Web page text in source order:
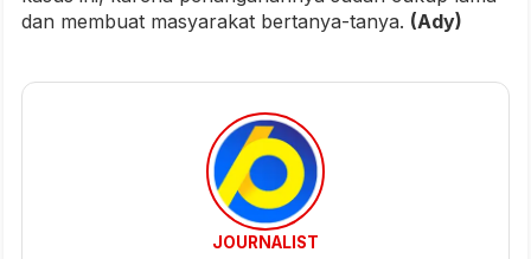
dan membuat masyarakat bertanya-tanya. (Ady)
JOURNALIST